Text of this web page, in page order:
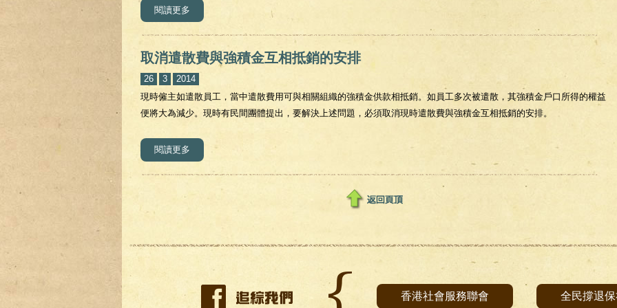
閱讀更多 關於解決強積金需要多年才能成熟問題
取消遣散費與強積金互相抵銷的安排
26 3
2014
現時僱主如遣散員工，當中遣散費用可與相關組織的強積金供款相抵銷。如員工多次被遣散，其強積金戶口所得的權益
便將大為減少。現時有民間團體提出，要解決上述問題，必須取消現時遣散費與強積金互相抵銷的安排。
閱讀更多 關於取消遣散費與強積金互相抵銷的安排
香港社會服務聯會 全民撐退